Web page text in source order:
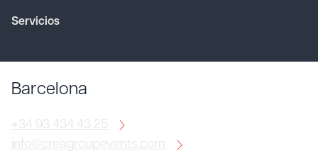
Servicios
Barcelona
+34 93 434 43 25
info@creagroupevents.com